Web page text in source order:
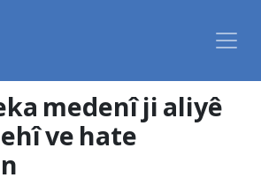
medenî ji aliyê
ve hate